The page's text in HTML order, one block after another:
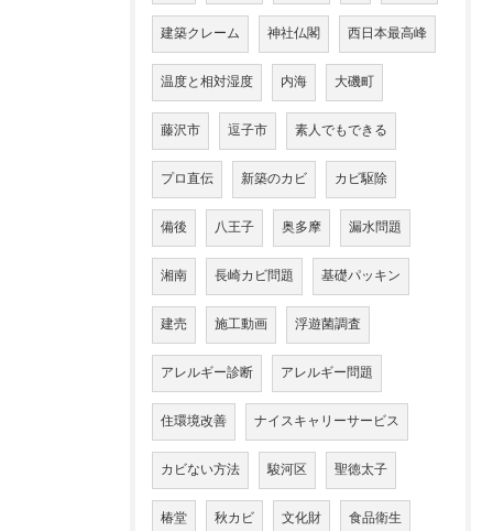
建築クレーム 神社仏閣 西日本最高峰
温度と相対湿度 内海 大磯町
藤沢市 逗子市 素人でもできる
プロ直伝 新築のカビ カビ駆除
備後 八王子 奥多摩 漏水問題
湘南 長崎カビ問題 基礎パッキン
建売 施工動画 浮遊菌調査
アレルギー診断 アレルギー問題
住環境改善 ナイスキャリーサービス
カビない方法 駿河区 聖徳太子
椿堂 秋カビ 文化財 食品衛生